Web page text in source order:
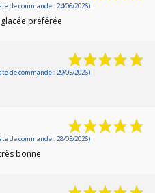
de commande : 24/06/2026)
préférée
de commande : 29/05/2026)
de commande : 28/05/2026)
bonne